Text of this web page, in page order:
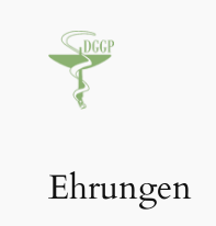
Inhalt
springen
Ehrungen